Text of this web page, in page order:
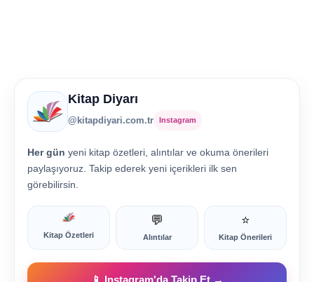
Kitap Diyarı
@kitapdiyari.com.tr Instagram
Her gün yeni kitap özetleri, alıntılar ve okuma önerileri
paylaşıyoruz. Takip ederek yeni içerikleri ilk sen
görebilirsin.
Kitap Özetleri
💬
Alıntılar
⭐
Kitap Önerileri
📱 Instagram'da Takip Et →